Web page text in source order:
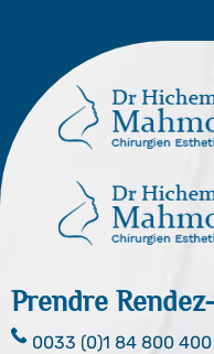
Prendre
0033 (0)1 84 800 400